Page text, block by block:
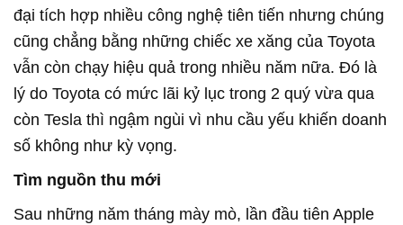
đại tích hợp nhiều công nghệ tiên tiến nhưng chúng
cũng chẳng bằng những chiếc xe xăng của Toyota
vẫn còn chạy hiệu quả trong nhiều năm nữa. Đó là
lý do Toyota có mức lãi kỷ lục trong 2 quý vừa qua
còn Tesla thì ngậm ngùi vì nhu cầu yếu khiến doanh
số không như kỳ vọng.
Tìm nguồn thu mới
Sau những năm tháng mày mò, lần đầu tiên Apple